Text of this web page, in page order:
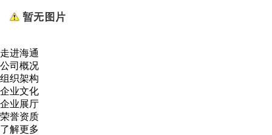
走进海通
公司概况
组织架构
企业文化
企业展厅
荣誉资质
了解更多